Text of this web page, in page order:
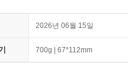
2026년 06월 15일
700g | 67*112mm